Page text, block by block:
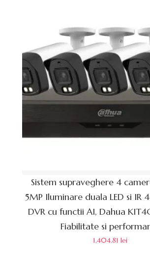
Sistem supraveghere 4
5MP Iluminare duala LED si IR
DVR cu functii AI, Dahua
Fiabilitate si
1,404.81 lei